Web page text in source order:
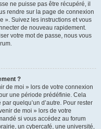
ne puisse pas être récupéré, il
rendre sur la page de connexion
». Suivez les instructions et vous
de nouveau rapidement.
votre mot de passe, nous vous
?
de moi » lors de votre connexion
une période prédéfinie. Cela
quelqu’un d’autre. Pour rester
de moi » lors de votre
si vous accédez au forum
un cybercafé, une université,